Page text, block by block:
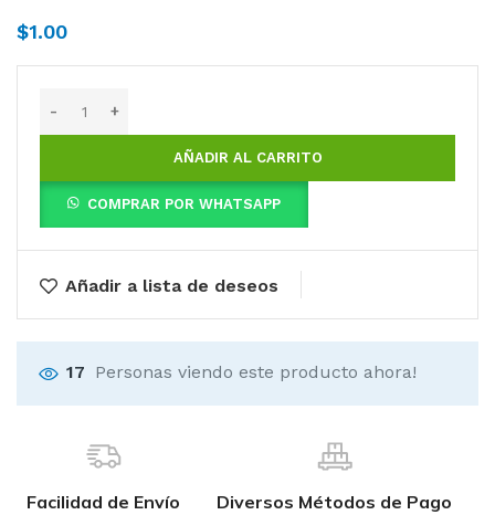
$1.00
AÑADIR AL CARRITO
COMPRAR POR WHATSAPP
Añadir a lista de deseos
17 Personas viendo este producto ahora!
Facilidad de Envío Diversos Métodos de Pago